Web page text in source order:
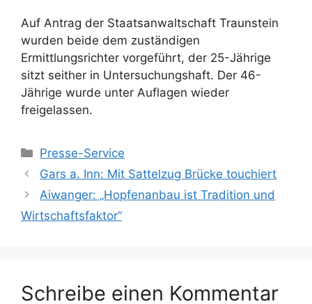
Auf Antrag der Staatsanwaltschaft Traunstein
wurden beide dem zuständigen
Ermittlungsrichter vorgeführt, der 25-Jährige
sitzt seither in Untersuchungshaft. Der 46-
Jährige wurde unter Auflagen wieder
freigelassen.
Kategorien
Presse-Service
Gars a. Inn: Mit Sattelzug Brücke touchiert
Aiwanger: „Hopfenanbau ist Tradition und
Wirtschaftsfaktor“
Schreibe einen Kommentar